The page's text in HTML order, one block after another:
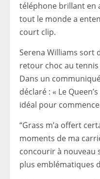
téléphone brillant en
tout le monde a
court clip.
Serena Williams sort
retour choc au tennis
Dans un
déclaré : « Le
idéal pour
“Grass m’a offert
moments de ma
concourir à nouveau
plus emblématiques